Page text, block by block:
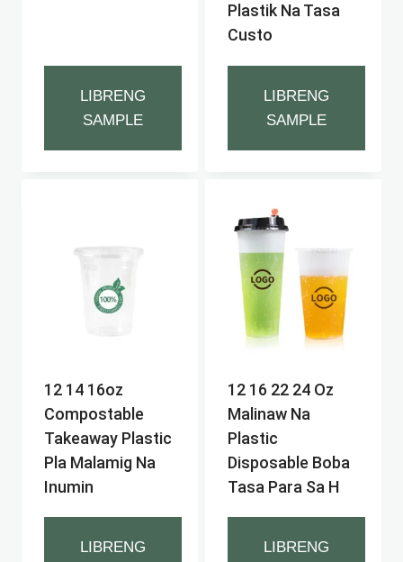
LIBRENG
SAMPLE
Plastik Na Tasa
Custo
LIBRENG
SAMPLE
12 14 16oz
Compostable
Takeaway Plastic
Pla Malamig Na
Inumin
LIBRENG
12 16 22 24 Oz
Malinaw Na
Plastic
Disposable Boba
Tasa Para Sa H
LIBRENG